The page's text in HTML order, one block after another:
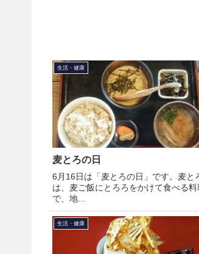
生活・健康
麦とろの日
6月16日は「麦とろの日」です。麦と
は、麦ご飯にとろろをかけて食べる料
で、地...
生活・健康